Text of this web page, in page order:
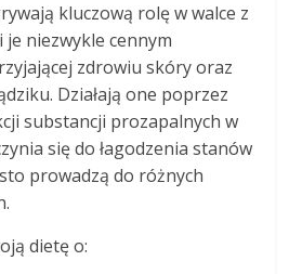
kluczową rolę w walce z
je niezwykle cennym
zdrowiu skóry oraz
Działają one poprzez
substancji prozapalnych w
się do łagodzenia stanów
prowadzą do różnych
dietę o: